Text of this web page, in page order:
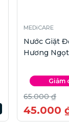
MEDiCARE
Nước Giặt
Hương
Giảm
65.000 ₫
45.000